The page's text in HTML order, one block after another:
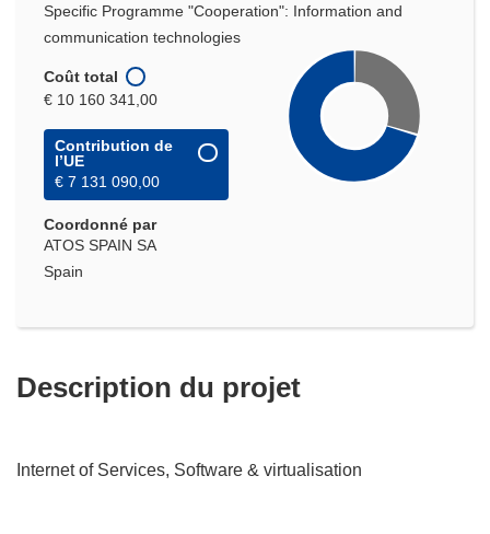
Specific Programme "Cooperation": Information and
communication technologies
Coût total
€ 10 160 341,00
Contribution de
l’UE
€ 7 131 090,00
Coordonné par
ATOS SPAIN SA
Spain
Description du projet
Internet of Services, Software & virtualisation